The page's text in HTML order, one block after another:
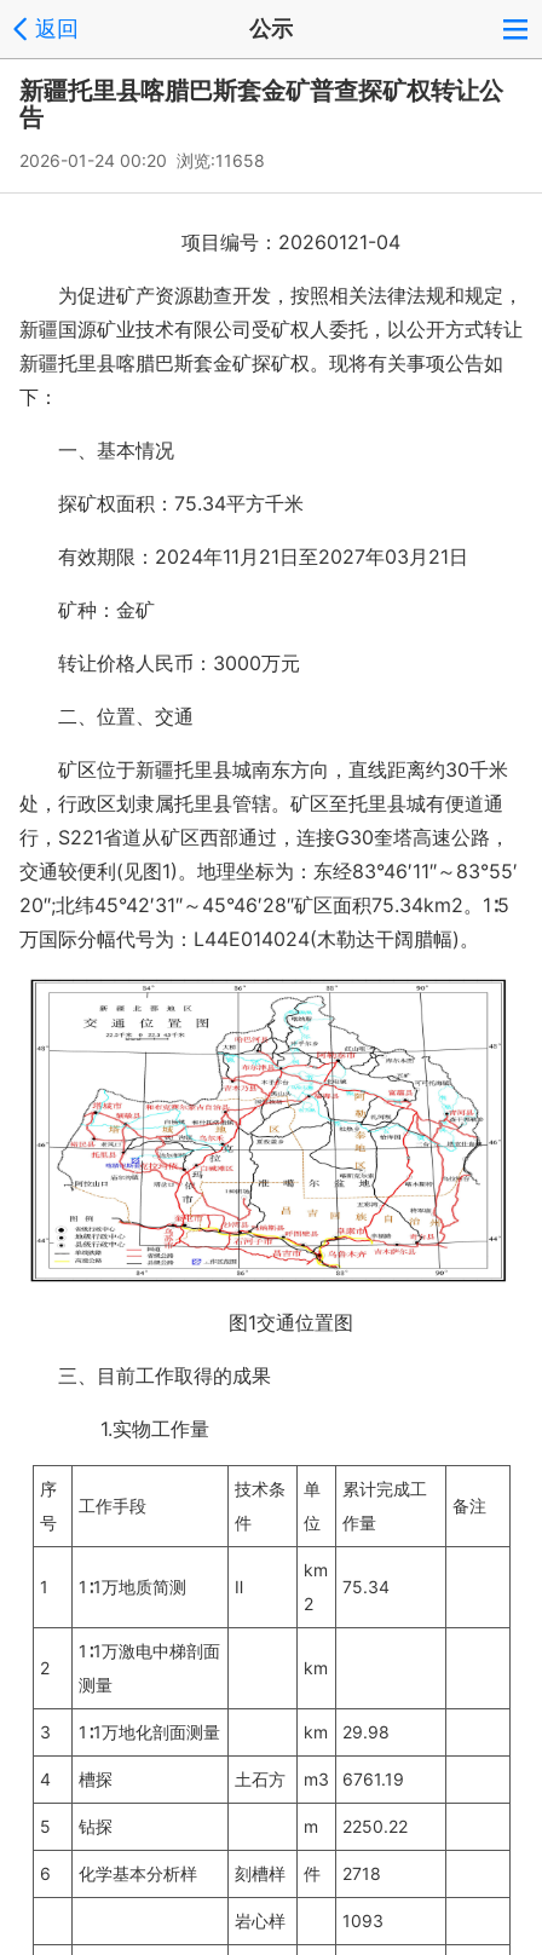
返回 公示
新疆托里县喀腊巴斯套金矿普查探矿权转让公
告
2026-01-24 00:20 浏览:11658
项目编号：20260121-04
为促进矿产资源勘查开发，按照相关法律法规和规定，
新疆国源矿业技术有限公司受矿权人委托，以公开方式转让
新疆托里县喀腊巴斯套金矿探矿权。现将有关事项公告如
下：
一、基本情况
探矿权面积：75.34平方千米
有效期限：2024年11月21日至2027年03月21日
矿种：金矿
转让价格人民币：3000万元
二、位置、交通
矿区位于新疆托里县城南东方向，直线距离约30千米
处，行政区划隶属托里县管辖。矿区至托里县城有便道通
行，S221省道从矿区西部通过，连接G30奎塔高速公路，
交通较便利(见图1)。地理坐标为：东经83°46′11″～83°55′
20″;北纬45°42′31″～45°46′28″矿区面积75.34km2。1∶5
万国际分幅代号为：L44E014024(木勒达干阔腊幅)。
图1交通位置图
三、目前工作取得的成果
1.实物工作量
序
号
工作手段
技术条
件
单
位
累计完成工
作量
备注
1 1∶1万地质简测 Ⅱ
km
2
75.34
2
1∶1万激电中梯剖面
测量
km
3 1∶1万地化剖面测量 km 29.98
4 槽探 土石方 m3 6761.19
5 钻探 m 2250.22
6 化学基本分析样 刻槽样 件 2718
岩心样 1093